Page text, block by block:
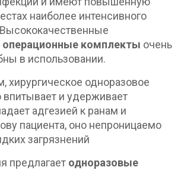
наиболее интенсивного
комплекты очень
в использовании.
хирургическое одноразовое
впитывает и удерживает
адгезией к ранам и
пациента, оно непроницаемо
загрязнений
предлагает одноразовые